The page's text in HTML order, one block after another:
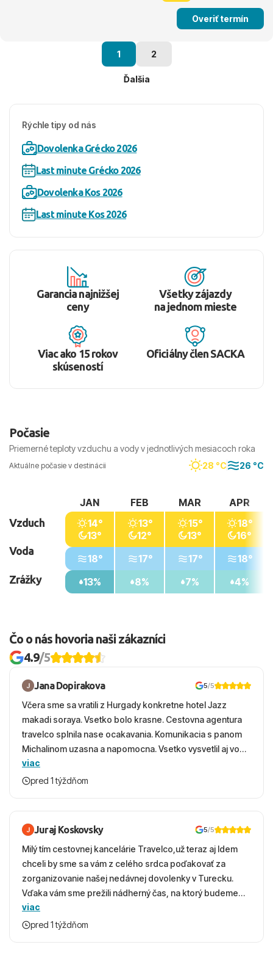
Overiť termín
1 2
Ďalšia
Rýchle tipy od nás
Dovolenka Grécko 2026
Last minute Grécko 2026
Dovolenka Kos 2026
Last minute Kos 2026
Garancia najnižšej
ceny
Všetky zájazdy
na jednom mieste
Viac ako 15 rokov
skúseností
Oficiálny člen SACKA
Počasie
Priemerné teploty vzduchu a vody v jednotlivých mesiacoch roka
Aktuálne počasie v destinácii 28 °C 26 °C
Vzduch
Voda
Zrážky
JAN
14°
13°
18°
13%
FEB
13°
12°
17°
8%
MAR
15°
13°
17°
7%
APR
18°
16°
18°
4%
Čo o nás hovoria naši zákazníci
4.9/5
Jana Dopirakova 5/5
Včera sme sa vratili z Hurgady konkretne hotel Jazz
makadi soraya. Vsetko bolo krasne. Cestovna agentura
travelco splnila nase ocakavania. Komunikacia s panom
Michalinom uzasna a napomocna. Vsetko vysvetlil aj vo
vecernych hodinach zaco sa ospravedlnujem. Hotel
krasny, cisty. Sluzby top. Strava, prostredie, more,
viac
pred 1 týždňom
Juraj Koskovsky 5/5
Milý tím cestovnej kancelárie Travelco,už teraz aj Idem
chceli by sme sa vám z celého srdca poďakovať za
zorganizovanie našej nedávnej dovolenky v Turecku.
Vďaka vám sme prežili nádherný čas, na ktorý budeme
ešte dlho s úsmevom spomínať. ​Všetko prebehlo
absolútne hladko – od prvotného výberu zájazdu, cez
viac
pred 1 týždňom